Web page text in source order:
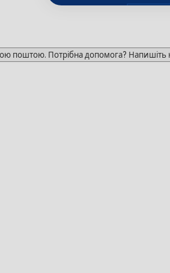
поштою. Потрібна допомога? Напишіть